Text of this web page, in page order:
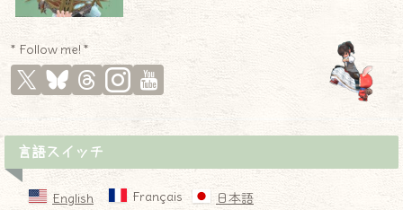
* Follow me! *
言語スイッチ
English Français 日本語